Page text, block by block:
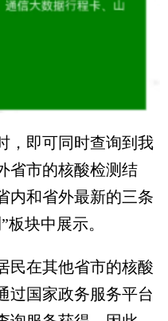
即可同时查询到我
省市的核酸检测结
内和省外最新的三条
块中展示。
在其他省市的核酸
过国家政务服务平台